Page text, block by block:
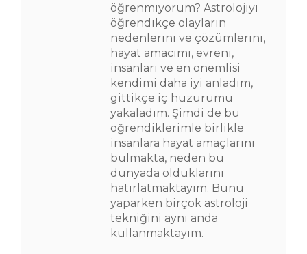
öğrenmiyorum? Astrolojiyi
öğrendikçe olayların
nedenlerini ve çözümlerini,
hayat amacımı, evreni,
insanları ve en önemlisi
kendimi daha iyi anladım,
gittikçe iç huzurumu
yakaladım. Şimdi de bu
öğrendiklerimle birlikle
insanlara hayat amaçlarını
bulmakta, neden bu
dünyada olduklarını
hatırlatmaktayım. Bunu
yaparken birçok astroloji
tekniğini aynı anda
kullanmaktayım.